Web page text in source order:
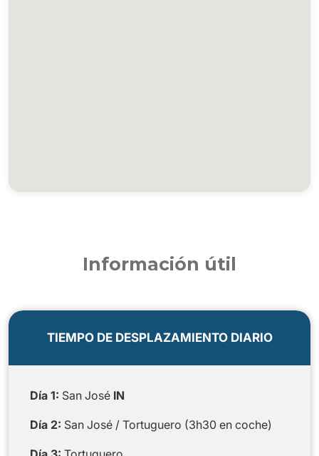
Información útil
TIEMPO DE DESPLAZAMIENTO DIARIO
Día 1: San José IN
Día 2: San José / Tortuguero (3h30 en coche)